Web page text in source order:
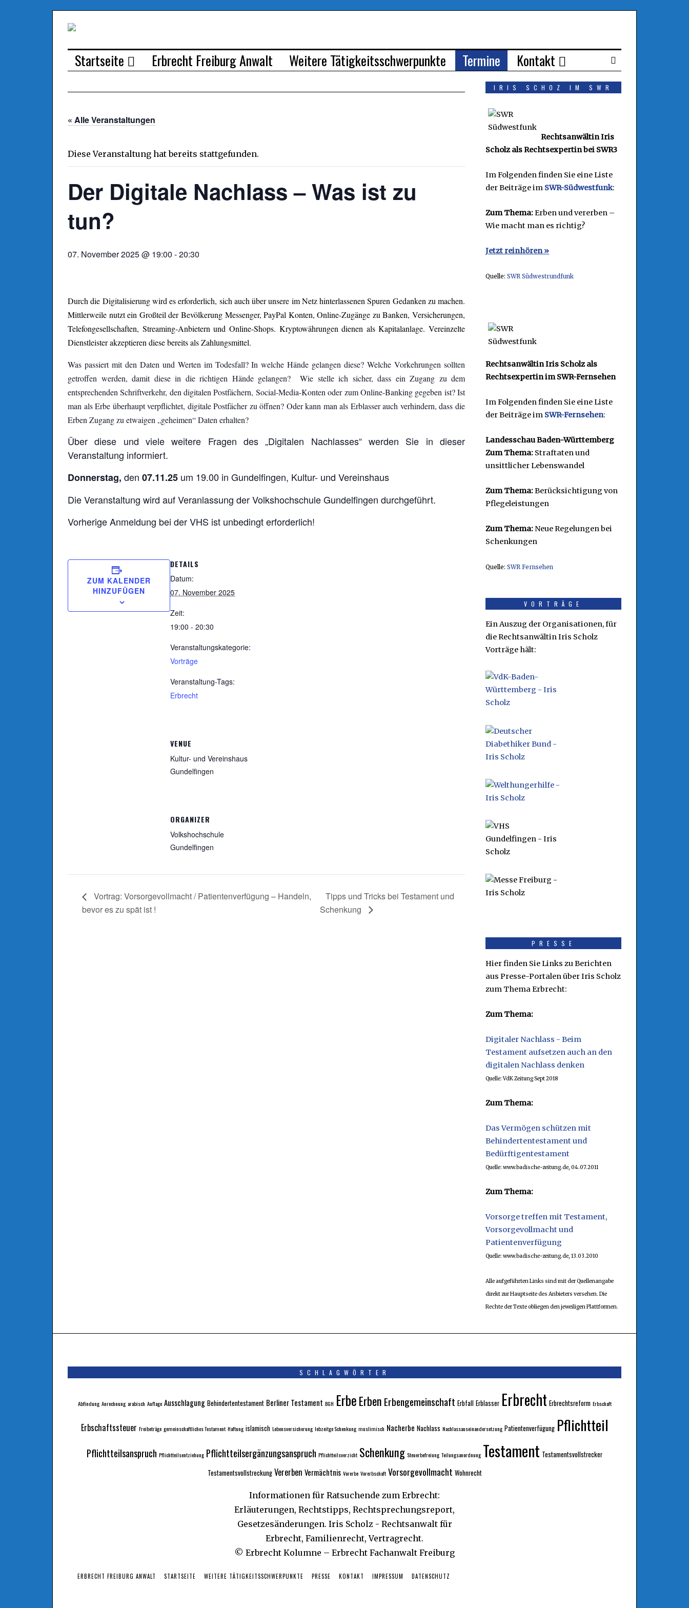
Startseite Erbrecht Freiburg Anwalt Weitere Tätigkeitsschwerpunkte Termine Kontakt
« Alle Veranstaltungen
Diese Veranstaltung hat bereits stattgefunden.
Der Digitale Nachlass – Was ist zu
tun?
07. November 2025 @ 19:00 -20:30
Durch die Digitalisierung wird es erforderlich, sich auch über unsere im Netz hinterlassenen Spuren Gedanken zu machen.
Mittlerweile nutzt ein Großteil der Bevölkerung Messenger, PayPal Konten, Online-Zugänge zu Banken, Versicherungen,
Telefongesellschaften, Streaming-Anbietern und Online-Shops. Kryptowährungen dienen als Kapitalanlage. Vereinzelte
Dienstleister akzeptieren diese bereits als Zahlungsmittel.
Was passiert mit den Daten und Werten im Todesfall? In welche Hände gelangen diese? Welche Vorkehrungen sollten
getroffen werden, damit diese in die richtigen Hände gelangen? Wie stelle ich sicher, dass ein Zugang zu dem
entsprechenden Schriftverkehr, den digitalen Postfächern, Social-Media-Konten oder zum Online-Banking gegeben ist? Ist
man als Erbe überhaupt verpflichtet, digitale Postfächer zu öffnen? Oder kann man als Erblasser auch verhindern, dass die
Erben Zugang zu etwaigen „geheimen“ Daten erhalten?
Über diese und viele weitere Fragen des „Digitalen Nachlasses“ werden Sie in dieser
Veranstaltung informiert.
Donnerstag, den 07.11.25 um 19.00 in Gundelfingen, Kultur- und Vereinshaus
Die Veranstaltung wird auf Veranlassung der Volkshochschule Gundelfingen durchgeführt.
Vorherige Anmeldung bei der VHS ist unbedingt erforderlich!
ZUM KALENDER
HINZUFÜGEN
DETAILS
Datum:
07. November 2025
Zeit:
19:00 - 20:30
Veranstaltungskategorie:
Vorträge
Veranstaltung-Tags:
Erbrecht
VENUE
Kultur- und Vereinshaus
Gundelfingen
ORGANIZER
Volkshochschule
Gundelfingen
Vortrag: Vorsorgevollmacht / Patientenverfügung – Handeln,
bevor es zu spät ist !
Tipps und Tricks bei Testament und
Schenkung
IRIS SCHOZ IM SWR
Rechtsanwältin Iris
Scholz als Rechtsexpertin bei SWR3
Im Folgenden finden Sie eine Liste
der Beiträge im SWR-Südwestfunk:
Zum Thema:Erben und vererben –
Wie macht man es richtig?
Jetzt reinhören »
Quelle: SWR Südwestrundfunk
Rechtsanwältin Iris Scholz als
Rechtsexpertin im SWR-Fernsehen
Im Folgenden finden Sie eine Liste
der Beiträge im SWR-Fernsehen:
Landesschau Baden-Württemberg
Zum Thema: Straftaten und
unsittlicher Lebenswandel
Zum Thema:Berücksichtigung von
Pflegeleistungen
Zum Thema: Neue Regelungen bei
Schenkungen
Quelle: SWR Fernsehen
VORTRÄGE
Ein Auszug der Organisationen, für
die Rechtsanwältin Iris Scholz
Vorträge hält:
PRESSE
Hier finden Sie Links zu Berichten
aus Presse-Portalen über Iris Scholz
zum Thema Erbrecht:
Zum Thema:
Digitaler Nachlass - Beim
Testament aufsetzen auch an den
digitalen Nachlass denken
Quelle: VdK Zeitung Sept 2018
Zum Thema:
Das Vermögen schützen mit
Behindertentestament und
Bedürftigentestament
Quelle: www.badische-zeitung.de, 04.07.2011
Zum Thema:
Vorsorge treffen mit Testament,
Vorsorgevollmacht und
Patientenverfügung
Quelle: www.badische-zeitung.de, 13.03.2010
Alle aufgeführten Links sind mit der Quellenangabe
direkt zur Hauptseite des Anbieters versehen. Die
Rechte der Texte obliegen den jeweiligen Plattformen.
SCHLAGWÖRTER
Abfindung Anrechnung arabisch Auflage Ausschlagung Behindertentestament Berliner Testament BGH ErbeErben Erbengemeinschaft Erbfall Erblasser Erbrecht Erbrechtsreform Erbschaft
Erbschaftssteuer Freibeträge gemeinschaftliches Testament Haftung islamisch Lebensversicherung lebzeitge Schenkung muslimisch Nacherbe Nachlass Nachlassauseinandersetzung Patientenverfügung Pflichtteil
Pflichtteilsanspruch Pflichtteilsentziehung Pflichtteilsergänzungsanspruch Pflichtteilsverzicht Schenkung Steuerbefreiung Teilungsanordnung Testament Testamentsvollstrecker
Testamentsvollstreckung Vererben Vermächtnis Vorerbe Vorerbschaft Vorsorgevollmacht Wohnrecht
Informationen für Ratsuchende zum Erbrecht:
Erläuterungen, Rechtstipps, Rechtsprechungsreport,
Gesetzesänderungen. Iris Scholz - Rechtsanwalt für
Erbrecht, Familienrecht, Vertragrecht.
© Erbrecht Kolumne – Erbrecht Fachanwalt Freiburg
ERBRECHT FREIBURG ANWALT STARTSEITE WEITERE TÄTIGKEITSSCHWERPUNKTE PRESSE KONTAKT IMPRESSUM DATENSCHUTZ